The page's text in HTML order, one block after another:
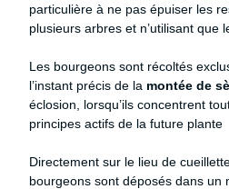
particulière à ne pas épuiser les
plusieurs arbreset n’utilisant que
Les bourgeons sont récoltés
l’instant précis de la montée de
éclosion, lorsqu’ils concentrent
principes actifs de la future plante
Directement sur le lieu de
bourgeons sont déposés dans un